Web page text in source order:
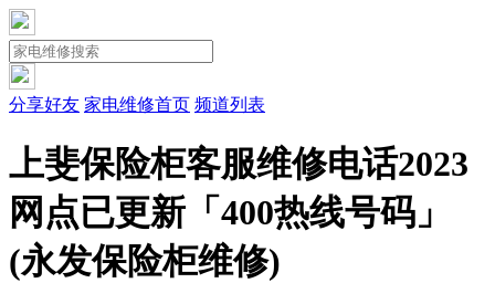
分享好友 家电维修首页 频道列表
上斐保险柜客服维修电话2023
网点已更新「400热线号码」
(永发保险柜维修)